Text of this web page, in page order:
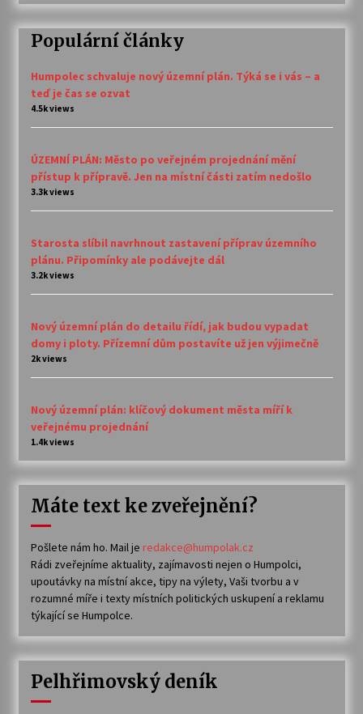
Populární články
Humpolec schvaluje nový územní plán. Týká se i vás – a
teď je čas se ozvat
4.5k views
ÚZEMNÍ PLÁN: Město po veřejném projednání mění
přístup k přípravě. Jen na místní části zatím nedošlo
3.3k views
Starosta slíbil navrhnout zastavení příprav územního
plánu. Připomínky ale podávejte dál
3.2k views
Nový územní plán do detailu řídí, jak budou vypadat
domy i ploty. Přízemní dům postavíte už jen výjimečně
2k views
Nový územní plán: klíčový dokument města míří k
veřejnému projednání
1.4k views
Máte text ke zveřejnění?
Pošlete nám ho. Mail je redakce@humpolak.cz
Rádi zveřejníme aktuality, zajímavosti nejen o Humpolci,
upoutávky na místní akce, tipy na výlety, Vaši tvorbu a v
rozumné míře i texty místních politických uskupení a reklamu
týkající se Humpolce.
Pelhřimovský deník